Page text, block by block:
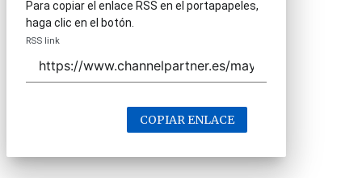
Para copiar el enlace RSS en el portapapeles,
haga clic en el botón.
RSS link
COPIAR ENLACE